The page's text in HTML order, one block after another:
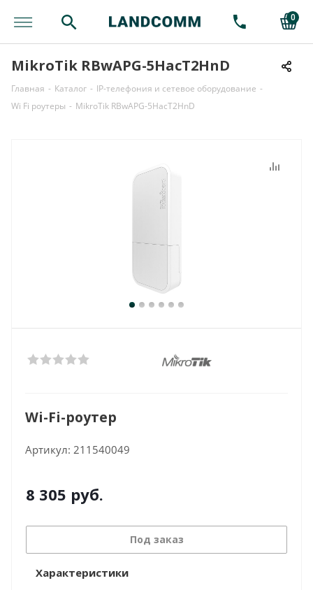
0
MikroTik RBwAPG-5HacT2HnD
Главная - Каталог - IP-телефония и сетевое оборудование -
Wi Fi роутеры - MikroTik RBwAPG-5HacT2HnD
Wi-Fi-роутер
Артикул: 211540049
8 305 руб.
Под заказ
Характеристики